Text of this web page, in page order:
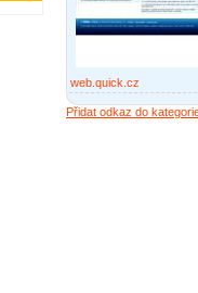
web.quick.cz
Přidat odkaz do